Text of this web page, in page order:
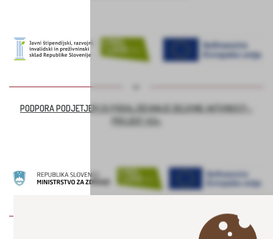
PODPORA PODJETJEM ZA PODALJŠEVANJE DELOVNE AKTIVNOSTI –
PROJEKT ASI+